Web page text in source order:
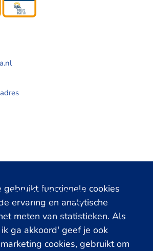
melding
gebruikt functionele cookies
ervaring en analytische
meten van statistieken. Als
ga akkoord' geef je ook
cookies, gebruikt om